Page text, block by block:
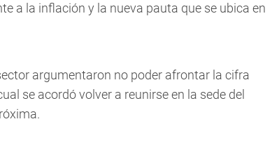
a la inflación y la nueva pauta que se ubica en
argumentaron no poder afrontar la cifra
se acordó volver a reunirse en la sede del